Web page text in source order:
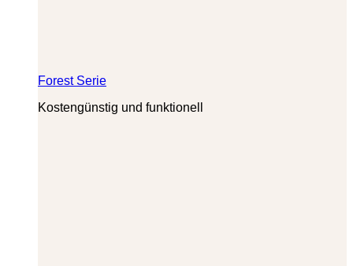
Forest Serie
Kostengünstig und funktionell